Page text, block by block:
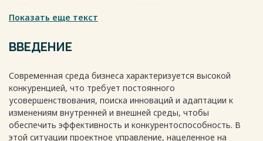
ограничения 22
Глава 2. УПРАВЛЕНИЕ ПРОЕКТАМИ В ООО «Рубиус» 29
2.1 Характеристика ООО «Рубиус» 29
2.3 Специфика корпоративной системы управления
проектами ООО «Рубиус», оценка ее эффективности и
выявление недочетов 40
2.4 Деятельность по управлению проектами в крупной
высокотехнологичной компании России 55
Показать еще текст
ВВЕДЕНИЕ
Современная среда бизнеса характеризуется высокой
конкуренцией, что требует постоянного
усовершенствования, поиска инноваций и адаптации к
изменениям внутренней и внешней среды, чтобы
обеспечить эффективность и конкурентоспособность. В
этой ситуации проектное управление, нацеленное на